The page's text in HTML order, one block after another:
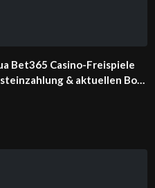
Bet365 Casino-Freispiele
& aktuellen Boni